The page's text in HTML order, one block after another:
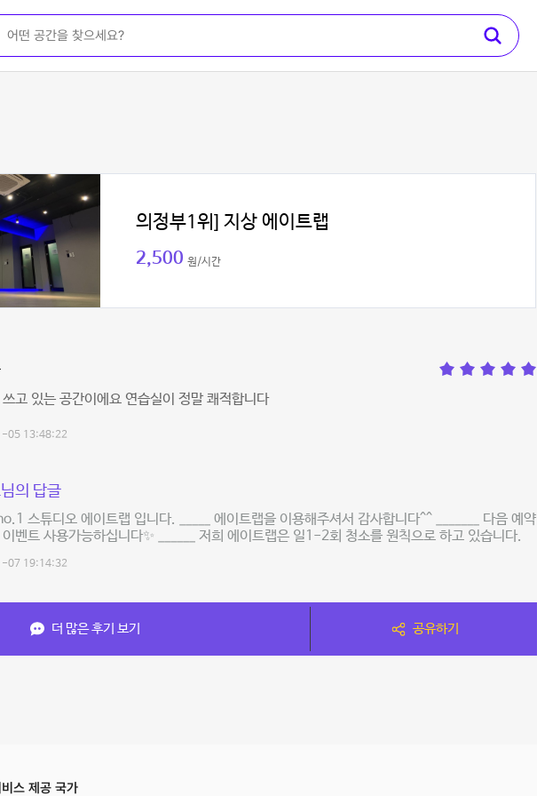
의정부1위] 지상 에이트랩
2,500 원/시간
고 있는 공간이에요 연습실이 정말 쾌적합니다
05 13:48:22
의 답글
스튜디오 에이트랩 입니다. _____ 에이트랩을 이용해주셔서 감사합니다^^ _______ 다음 예약
벤트 사용가능하십니다✨ ______ 저희 에이트랩은 일1-2회 청소를 원칙으로 하고 있습니다.
07 19:14:32
더 많은 후기 보기 공유하기
스 제공 국가